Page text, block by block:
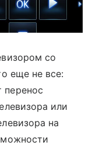
со
еще не все:
перенос
или
на